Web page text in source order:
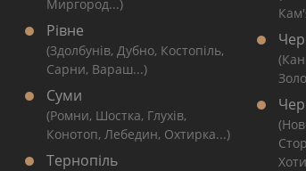
Миргород...)
Рівне
(Здолбунів, Дубно, Костопіль,
Сарни, Вараш...)
Суми
(Ромни, Шостка, Глухів,
Конотоп, Лебедин, Охтирка...)
Тернопіль